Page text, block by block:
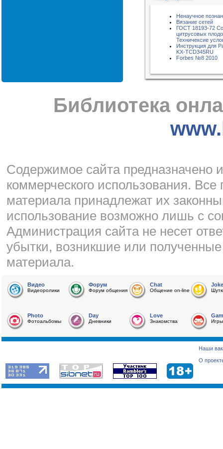
Ненаучное
Вязание сетей
ГОСТ 18193-72
цитрусовых
Техничексие
Инструкция для
KX-TCD345RU
Forbes №8 2010
Библиотека
Cодержимое сайта предназначено
коммерческого использования.
материала принадлежат их
использование возможно лишь с
Администрация сайта не несет
убытки, возникшие или
материала.
Видео
Видеоролики
Форум
Форум общения
Chat
Общение on-line
Joke
Photo
Фотоальбомы
Day
Дневники
Love
Знакомства Игры
Наши
О